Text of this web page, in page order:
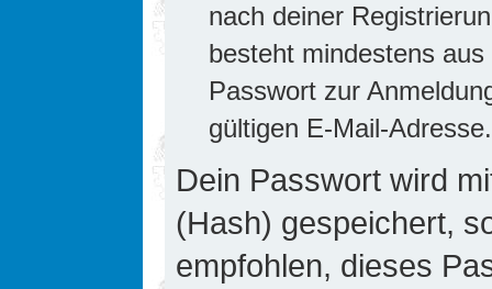
nach deiner
besteht mindestens
Passwort zur
gültigen E-Mail-Adresse.
Dein Passwort wird
(Hash) gespeichert,
empfohlen, dieses